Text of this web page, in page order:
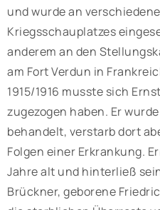
und wurde an
Kriegsschauplatzes
anderem an den
am Fort Verdun in
1915/1916 musste sich
zugezogen haben. Er
behandelt, verstarb dort
Folgen einer Erkrankung.
Jahre alt und hinterließ
Brückner, geborene